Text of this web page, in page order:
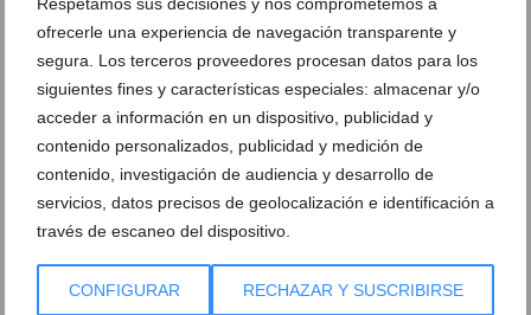
ofrecerle una experiencia de navegación transparente y
segura. Los terceros proveedores procesan datos para los
siguientes fines y características especiales: almacenar y/o
acceder a información en un dispositivo, publicidad y
contenido personalizados, publicidad y medición de
contenido, investigación de audiencia y desarrollo de
servicios, datos precisos de geolocalización e identificación a
través de escaneo del dispositivo.
CONFIGURAR RECHAZAR Y SUSCRIBIRSE
paladares